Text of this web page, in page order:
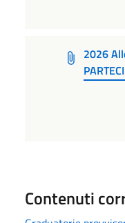
2026
Contenuti